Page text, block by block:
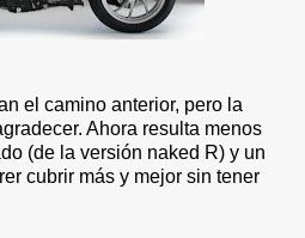
el camino anterior, pero la
Ahora resulta menos
(de la versión naked R) y un
cubrir más y mejor sin tener